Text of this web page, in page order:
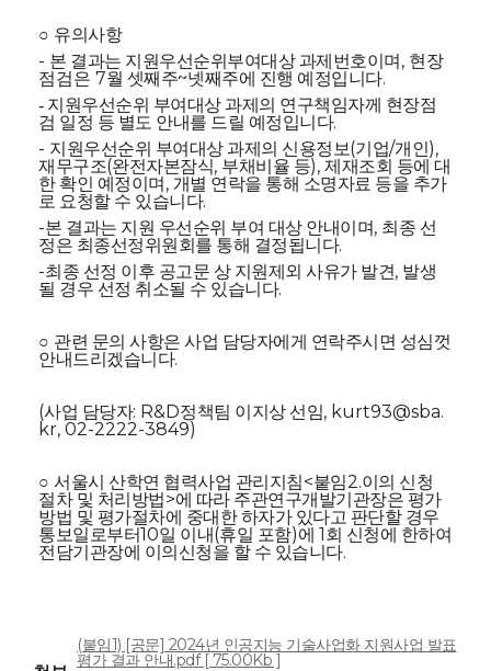
○ 유의사항
- 본 결과는 지원우선순위부여대상 과제번호이며 , 현장
점검은 7월 셋째주~넷째주에 진행 예정입니다.
- 지원우선순위 부여대상 과제의 연구책임자께 현장점
검 일정 등 별도 안내를 드릴 예정입니다.
- 지원우선순위 부여대상 과제의 신용정보(기업/개인),
재무구조(완전자본잠식, 부채비율 등), 제재조회 등에 대
한 확인 예정이며 , 개별 연락을 통해 소명자료 등을 추가
로 요청할 수 있습니다.
-본 결과는 지원 우선순위 부여 대상 안내이며, 최종 선
정은 최종선정위원회를 통해 결정됩니다.
-최종 선정 이후 공고문 상 지원제외 사유가 발견, 발생
될 경우 선정 취소될 수 있습니다.
○ 관련 문의 사항은 사업 담당자에게 연락주시면 성심껏
안내드리겠습니다.
(사업 담당자: R&D정책팀 이지상 선임, kurt93@sba.
kr, 02-2222-3849)
○ 서울시 산학연 협력사업 관리지침<붙임2.이의 신청
절차 및 처리방법>에 따라 주관연구개발기관장은 평가
방법 및 평가절차에 중대한 하자가 있다고 판단할 경우
통보일로부터10일 이내(휴일 포함)에 1회 신청에 한하여
전담기관장에 이의신청을 할 수 있습니다.
(붙임1) [공문] 2024년 인공지능 기술사업화 지원사업 발표
평가 결과 안내.pdf [ 75.00Kb ]